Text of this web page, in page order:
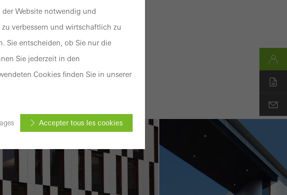
de conception
et de montage.
les exigences et les
parfaitement et
plus
Website notwendig und
verbessern und wirtschaftlich zu
Sie entscheiden, ob Sie nur die
Sie jederzeit in den
Cookies finden Sie in unserer
Accepter tous les cookies
ne peuvent pas être
des sites web Schüco
parties des pages web ou